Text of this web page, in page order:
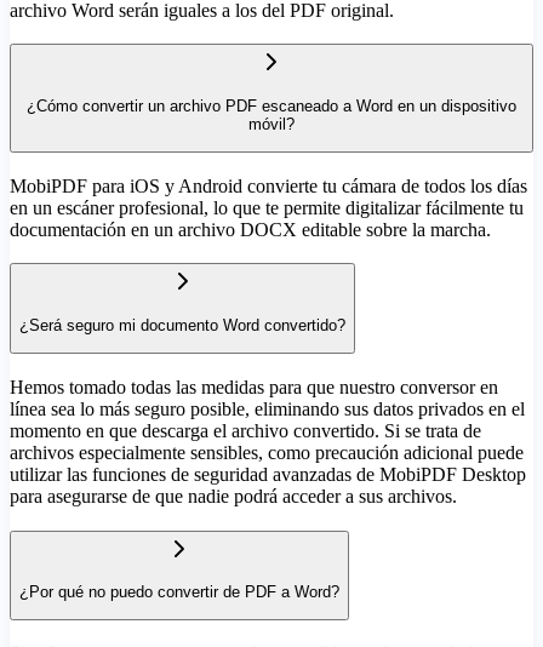
archivo Word serán iguales a los del PDF original.
¿Cómo convertir un archivo PDF escaneado a Word en un dispositivo
móvil?
MobiPDF para iOS y Android convierte tu cámara de todos los días
en un escáner profesional, lo que te permite digitalizar fácilmente tu
documentación en un archivo DOCX editable sobre la marcha.
¿Será seguro mi documento Word convertido?
Hemos tomado todas las medidas para que nuestro conversor en
línea sea lo más seguro posible, eliminando sus datos privados en el
momento en que descarga el archivo convertido. Si se trata de
archivos especialmente sensibles, como precaución adicional puede
utilizar las funciones de seguridad avanzadas de MobiPDF Desktop
para asegurarse de que nadie podrá acceder a sus archivos.
¿Por qué no puedo convertir de PDF a Word?